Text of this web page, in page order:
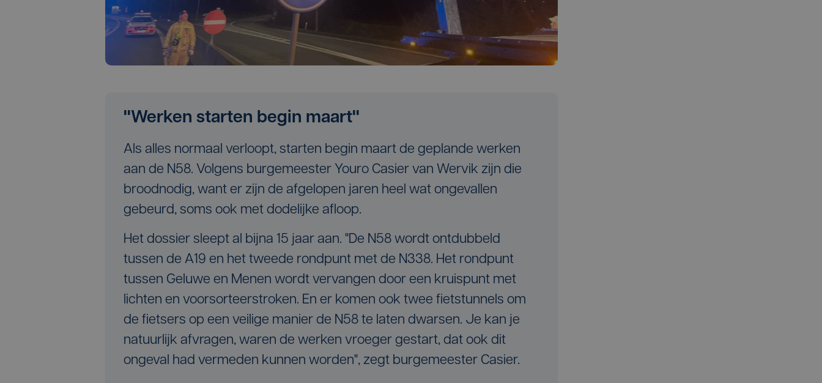
"Werken starten begin maart"
Als alles normaal verloopt, starten begin maart de geplande werken
aan de N58. Volgens burgemeester Youro Casier van Wervik zijn die
broodnodig, want er zijn de afgelopen jaren heel wat ongevallen
gebeurd, soms ook met dodelijke afloop.
Het dossier sleept al bijna 15 jaar aan. "De N58 wordt ontdubbeld
tussen de A19 en het tweede rondpunt met de N338. Het rondpunt
tussen Geluwe en Menen wordt vervangen door een kruispunt met
lichten en voorsorteerstroken. En er komen ook twee fietstunnels om
de fietsers op een veilige manier de N58 te laten dwarsen. Je kan je
natuurlijk afvragen, waren de werken vroeger gestart, dat ook dit
ongeval had vermeden kunnen worden", zegt burgemeester Casier.